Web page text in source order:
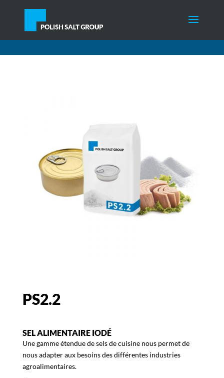
PS2.2
SEL ALIMENTAIRE IODÉ
Une gamme étendue de sels de cuisine nous permet de
nous adapter aux besoins des différentes industries
agroalimentaires.